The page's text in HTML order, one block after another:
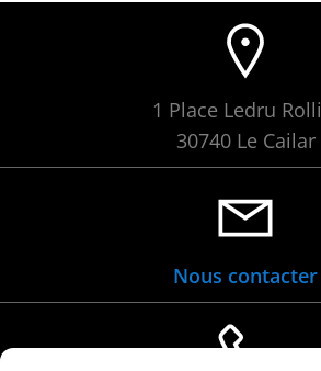
1 Place Ledru
30740 Le Cailar
Nous contacter